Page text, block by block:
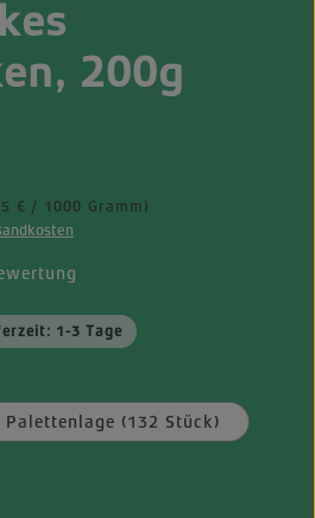
200g
€ / 1000 Gramm)
1-3 Tage
Palettenlage (132 Stück)